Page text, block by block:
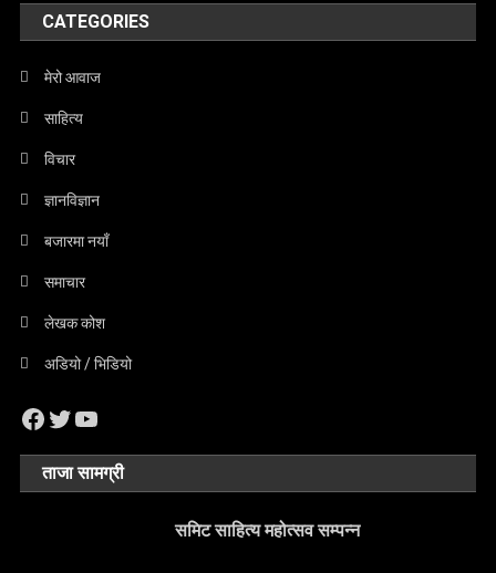
CATEGORIES
मेरो आवाज
साहित्य
विचार
ज्ञानविज्ञान
बजारमा नयाँ
समाचार
लेखक कोश
अडियो / भिडियो
Facebook
Twitter
YouTube
ताजा सामग्री
समिट साहित्य महोत्सव सम्पन्न